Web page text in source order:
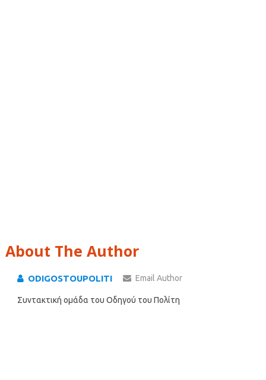
About The Author
ODIGOSTOUPOLITI Email Author
Συντακτική ομάδα του Οδηγού του Πολίτη